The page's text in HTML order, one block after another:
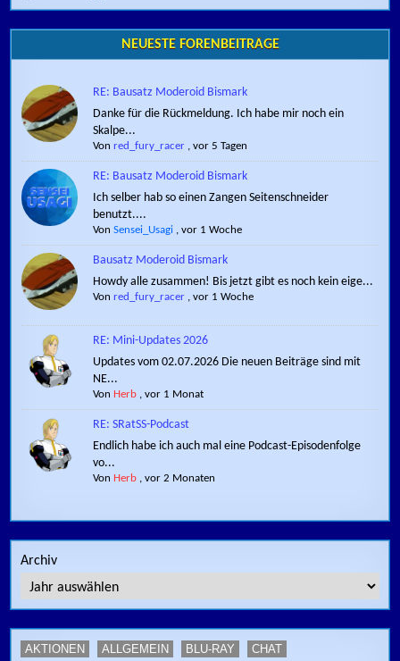
NEUESTE FORENBEITRÄGE
RE: Bausatz Moderoid Bismark
Danke für die Rückmeldung. Ich habe mir noch ein
Skalpe...
Vonred_fury_racer ,vor 5 Tagen
RE: Bausatz Moderoid Bismark
Ich selber hab so einen Zangen Seitenschneider
benutzt....
VonSensei_Usagi ,vor 1 Woche
Bausatz Moderoid Bismark
Howdy alle zusammen! Bis jetzt gibt es noch kein eige...
Vonred_fury_racer ,vor 1 Woche
RE: Mini-Updates 2026
Updates vom 02.07.2026 Die neuen Beiträge sind mit
NE...
Von Herb ,vor 1 Monat
RE: SRatSS-Podcast
Endlich habe ich auch mal eine Podcast-Episodenfolge
vo...
Von Herb ,vor 2 Monaten
Archiv
AKTIONEN ALLGEMEIN BLU-RAY
CHAT